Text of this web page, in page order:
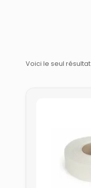
Voici le seul résultat